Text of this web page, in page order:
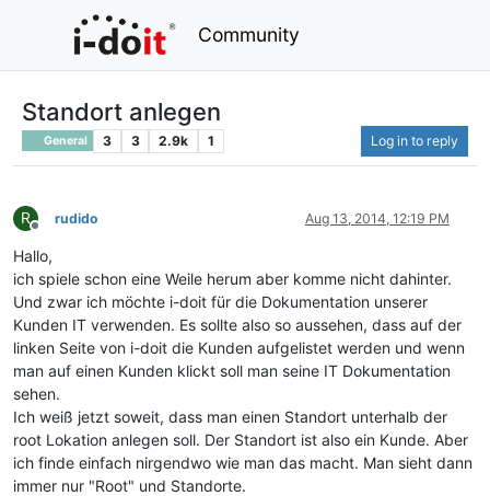
Community
Standort anlegen
General 3 3 2.9k 1 Log in to reply
R
Offline
rudido Aug 13, 2014, 12:19 PM
Hallo,
ich spiele schon eine Weile herum aber komme nicht dahinter.
Und zwar ich möchte i-doit für die Dokumentation unserer
Kunden IT verwenden. Es sollte also so aussehen, dass auf der
linken Seite von i-doit die Kunden aufgelistet werden und wenn
man auf einen Kunden klickt soll man seine IT Dokumentation
sehen.
Ich weiß jetzt soweit, dass man einen Standort unterhalb der
root Lokation anlegen soll. Der Standort ist also ein Kunde. Aber
ich finde einfach nirgendwo wie man das macht. Man sieht dann
immer nur "Root" und Standorte.